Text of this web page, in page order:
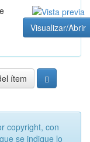
Visualizar/Abrir
ítem
copyright, con
se indique lo